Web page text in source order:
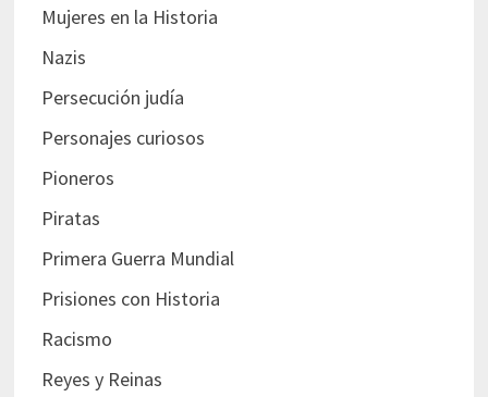
Mujeres en la Historia
Nazis
Persecución judía
Personajes curiosos
Pioneros
Piratas
Primera Guerra Mundial
Prisiones con Historia
Racismo
Reyes y Reinas